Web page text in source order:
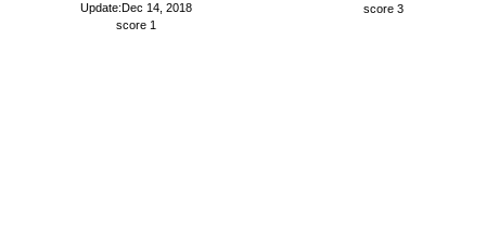
Update:Dec 14, 2018
score 1
score 3